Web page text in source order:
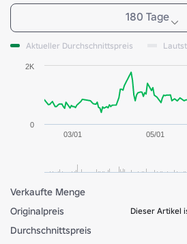
180 Tage
Aktueller Durchschnittspreis
03/01 05/01
0
2K
Verkaufte Menge
Originalpreis
Dieser Artikel
Durchschnittspreis